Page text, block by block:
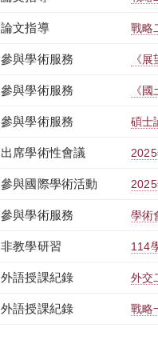
論文指導 戰略
參與學術服務 《
參與學術服務 《
參與學術服務 碩士
出席學術性會議
參與國際學術活動
參與學術服務 學術
非教學研習 114
外語授課紀錄 外交
外語授課紀錄 戰略